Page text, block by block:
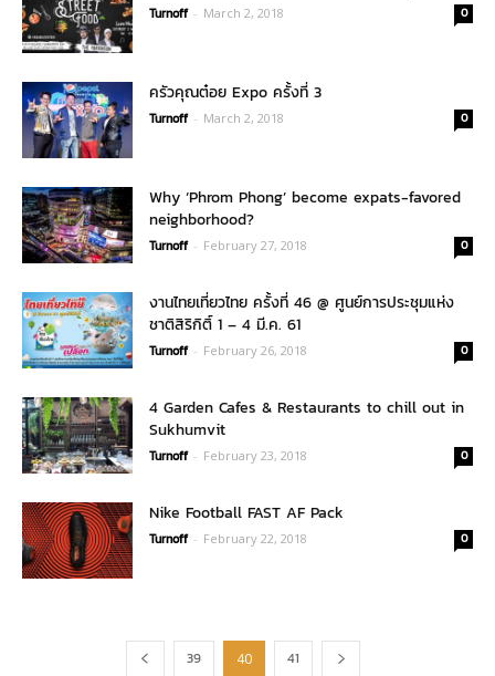
Turnoff - March 2, 2018 0
ครัวคุณต๋อย Expo ครั้งที่ 3
Turnoff - March 2, 2018 0
Why ‘Phrom Phong’ become expats-favored
neighborhood?
Turnoff - February 27, 2018 0
งานไทยเที่ยวไทย ครั้งที่ 46 @ ศูนย์การประชุมแห่ง
ชาติสิริกิติ์ 1 – 4 มี.ค. 61
Turnoff - February 26, 2018 0
4 Garden Cafes & Restaurants to chill out in
Sukhumvit
Turnoff - February 23, 2018 0
Nike Football FAST AF Pack
Turnoff - February 22, 2018 0
39 40 41